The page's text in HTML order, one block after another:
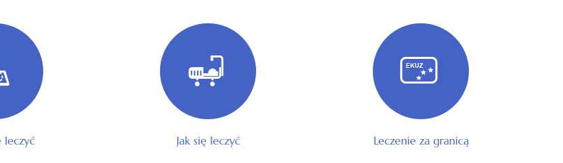
leczyć Jak się leczyć Leczenie za granicą